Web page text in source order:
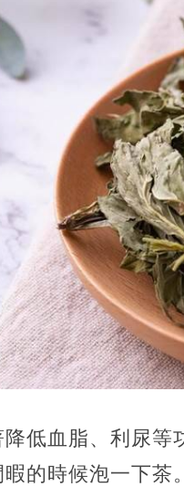
低血脂、利尿
的時候泡一下茶。